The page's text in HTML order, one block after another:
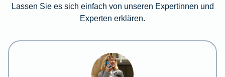
Lassen Sie es sich einfach von unseren Expertinnen und
Experten erklären.